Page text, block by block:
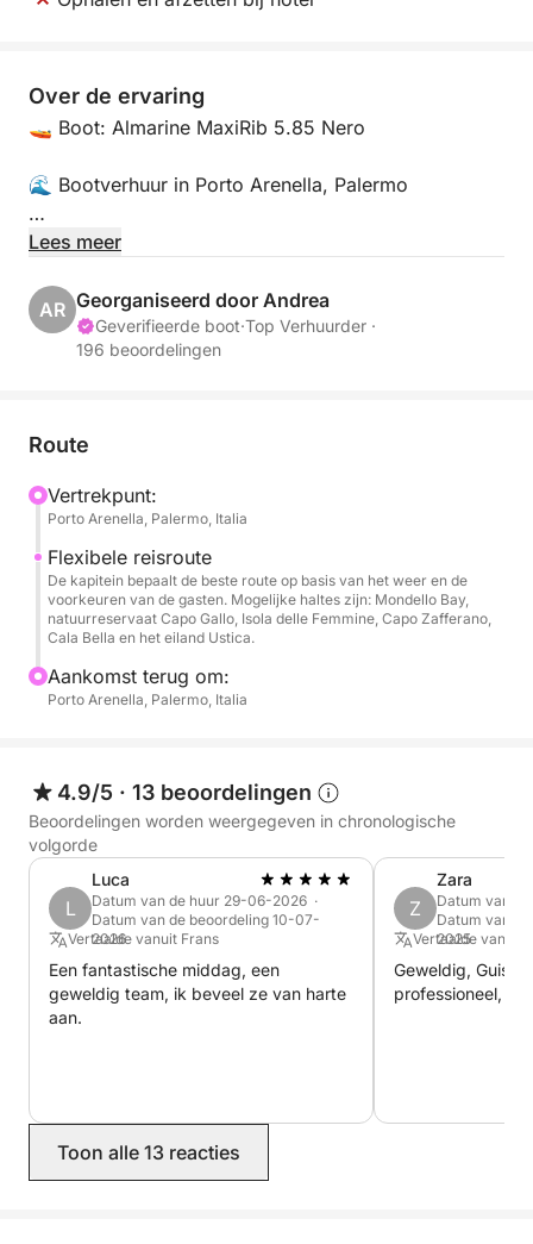
Over de ervaring
🚤 Boot: Almarine MaxiRib 5.85 Nero
🌊 Bootverhuur in Porto Arenella, Palermo
📍 Locatie:
Tonnara, Palermo 90142
👥 Maximale capaciteit: 8 personen
• Bluetooth voor muziek en communicatie
• Zonnescherm
• Zwemtrap
• Veiligheidsuitrusting, inclusief reddingsvesten
🌅 Ontdek de prachtige wateren van Palermo; Hier
zijn enkele hoogtepunten binnen een straal van 5
km:
📍 Isola delle Femmine: Bezoek dit nabijgelegen
eiland voor kristalhelder water en pittoreske
uitzichten.
📍 Caletta Bella: Bezoek dit verborgen juweeltje
van buiten.
langs de prachtige landschappen van de kust van
Palermo, met stops bij de aangeboden stranden.
Lees meer
AR Georganiseerd door Andrea
Geverifieerde boot·Top Verhuurder ·
196 beoordelingen
Route
Vertrekpunt:
Porto Arenella, Palermo, Italia
Flexibele reisroute
De kapitein bepaalt de beste route op basis van het weer en de
voorkeuren van de gasten. Mogelijke haltes zijn: Mondello Bay,
natuurreservaat Capo Gallo, Isola delle Femmine, Capo Zafferano,
Cala Bella en het eiland Ustica.
Aankomst terug om:
Porto Arenella, Palermo, Italia
4.9/5 · 13 beoordelingen
Beoordelingen worden weergegeven in chronologische
volgorde
L
Luca
Datum van de huur 29-06-2026 ·
Datum van de beoordeling 10-07-
2026
Vertaalde vanuit Frans
Een fantastische middag, een
geweldig team, ik beveel ze van harte
aan.
Z
Zara
Datum van
Datum van
2025
Vertaalde vanuit
Geweldig,
professioneel,
Toon alle 13 reacties